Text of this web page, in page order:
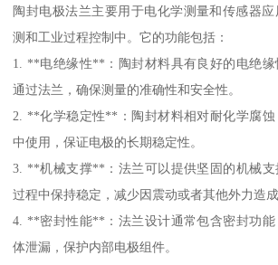
陶封电极法兰主要用于电化学测量和传感器
测和工业过程控制中。它的功能包括：
1. **电绝缘性**：陶封材料具有良好的电绝
通过法兰，确保测量的准确性和安全性。
2. **化学稳定性**：陶封材料相对耐化学腐
中使用，保证电极的长期稳定性。
3. **机械支撑**：法兰可以提供坚固的机械支
过程中保持稳定，减少因震动或者其他外力造成
4. **密封性能**：法兰设计通常包含密封功
体泄漏，保护内部电极组件。